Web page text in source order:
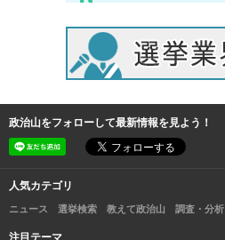
政治山をフォローして最新情報を見よう！
人気カテゴリ
ニュース 選挙検索 教えて政治山 調査・分析
注目テーマ